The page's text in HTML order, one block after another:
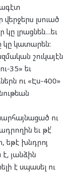
լսուած
լրացնեն…եւ
կը կատարեն:
շուկայէն
35» եւ
ու «Էս-400»
ու
եւ թէ՛
եթէ խնդրոյ
յանձին
է սպասել ու